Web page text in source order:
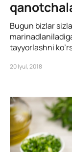
Bugun bizlar
tayyorlashni
20 Iyul, 2018